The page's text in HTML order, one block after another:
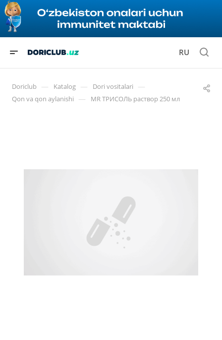
RU
Doriclub — Katalog — Dori vositalari —
Qon va qon aylanishi — MR ТРИСОЛЬ раствор 250 мл